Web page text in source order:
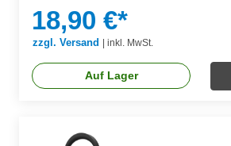
18,90 €*
zzgl. Versand inkl. MwSt.
Auf Lager